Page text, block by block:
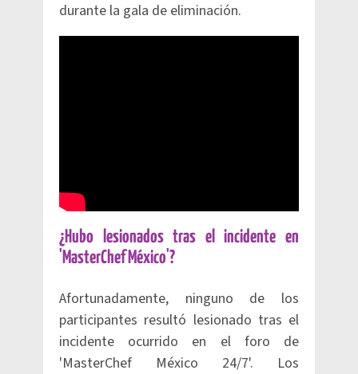
durante la gala de eliminación.
¿Hubo lesionados tras el incidente en
'MasterChef México'?
Afortunadamente, ninguno de los
participantes resultó lesionado tras el
incidente ocurrido en el foro de
'MasterChef México 24/7'. Los